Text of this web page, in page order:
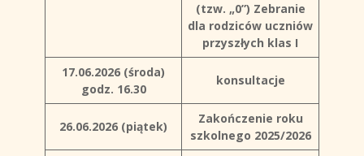
(tzw. „0”) Zebranie
dla rodziców uczniów
przyszłych klas I
17.06.2026 (środa)
godz. 16.30
konsultacje
26.06.2026 (piątek)
Zakończenie roku
szkolnego 2025/2026